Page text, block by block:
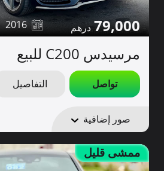
79,000
2016
مرسيدس C200 للبيع
تواصل التفاصيل
صور إضافية
ممشى قليل